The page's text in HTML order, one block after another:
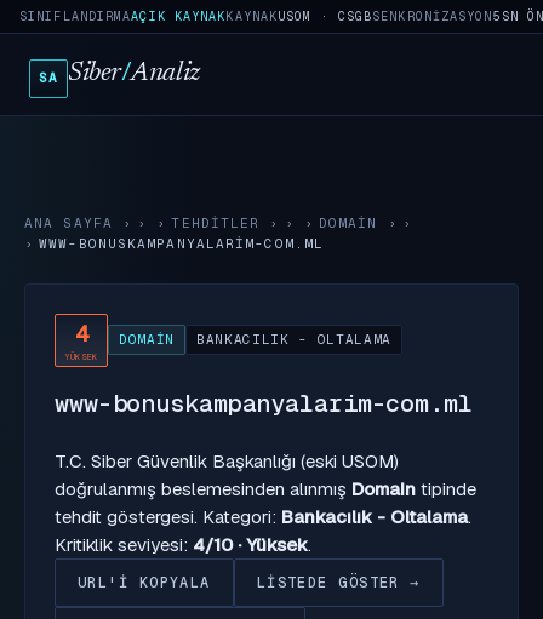
SINIFLANDIRMAAÇIK KAYNAKKAYNAKUSOM · CSGBSENKRONIZASYON5SN
SA Siber/Analiz
ANA SAYFA › TEHDITLER › DOMAIN
›
WWW-BONUSKAMPANYALARIM-COM.ML
4
YÜKSEK
DOMAIN BANKACILIK - OLTALAMA
www-bonuskampanyalarim-com.ml
T.C. Siber Güvenlik Başkanlığı (eski USOM)
doğrulanmış beslemesinden alınmış Domain tipinde
tehdit göstergesi. Kategori: Bankacılık - Oltalama.
Kritiklik seviyesi: 4/10 · Yüksek.
URL'I KOPYALA LISTEDE GÖSTER →